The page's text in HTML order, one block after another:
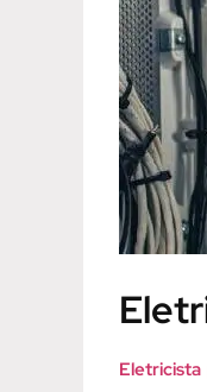
Eletricista